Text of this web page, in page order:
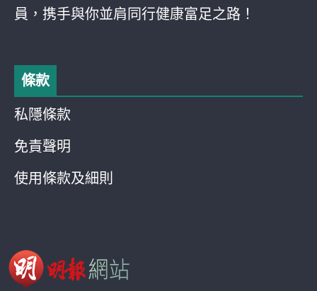
員，携手與你並肩同行健康富足之路！
條款
私隱條款
免責聲明
使用條款及細則